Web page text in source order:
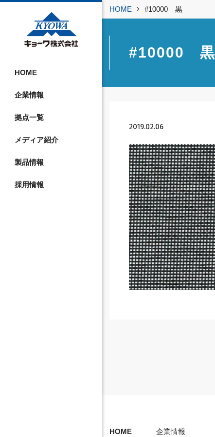
HOME
企業情報
拠点一覧
メディア紹介
製品情報
採用情報
HOME #10000 黒
#10000 黒
2019.02.06
HOME 企業情報